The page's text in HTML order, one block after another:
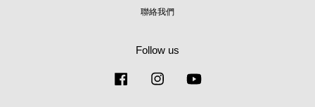
聯絡我們
Follow us
Facebook Instagram